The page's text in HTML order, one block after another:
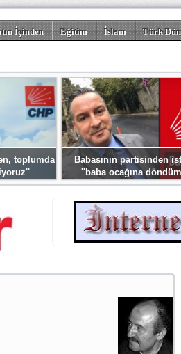
İçinden Eğitim İslam Türk
toplumda
Babasının partisinden
''baba ocağına